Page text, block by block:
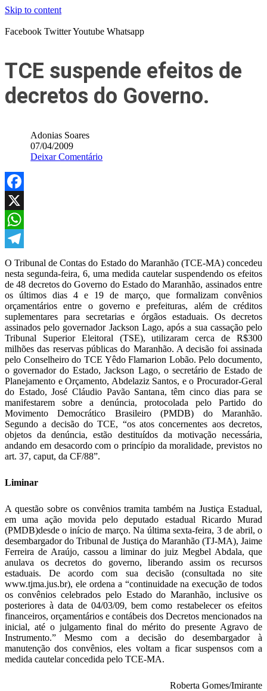
Skip to content
Facebook TwitterYoutube Whatsapp
TCE suspende efeitos de
decretos do Governo.
Adonias Soares
07/04/2009
Deixar Comentário
Facebook
X
WhatsApp
Telegram
O Tribunal de Contas do Estado do Maranhão (TCE-MA) concedeu
nesta segunda-feira, 6, uma medida cautelar suspendendo os efeitos
de 48 decretos do Governo do Estado do Maranhão, assinados entre
os últimos dias 4 e 19 de março, que formalizam convênios
orçamentários entre o governo e prefeituras, além de créditos
suplementares para secretarias e órgãos estaduais. Os decretos
assinados pelo governador Jackson Lago, após a sua cassação pelo
Tribunal Superior Eleitoral (TSE), utilizaram cerca de R$300
milhões das reservas públicas do Maranhão. A decisão foi assinada
pelo Conselheiro do TCE Yêdo Flamarion Lobão. Pelo documento,
o governador do Estado, Jackson Lago, o secretário de Estado de
Planejamento e Orçamento, Abdelaziz Santos, e o Procurador-Geral
do Estado, José Cláudio Pavão Santana, têm cinco dias para se
manifestarem sobre a denúncia, protocolada pelo Partido do
Movimento Democrático Brasileiro (PMDB) do Maranhão.
Segundo a decisão do TCE, “os atos concernentes aos decretos,
objetos da denúncia, estão destituídos da motivação necessária,
andando em desacordo com o princípio da moralidade, previstos no
art. 37, caput, da CF/88”.
Liminar
A questão sobre os convênios tramita também na Justiça Estadual,
em uma ação movida pelo deputado estadual Ricardo Murad
(PMDB)desde o início de março. Na última sexta-feira, 3 de abril, o
desembargador do Tribunal de Justiça do Maranhão (TJ-MA), Jaime
Ferreira de Araújo, cassou a liminar do juiz Megbel Abdala, que
anulava os decretos do governo, liberando assim os recursos
estaduais. De acordo com sua decisão (consultada no site
www.tjma.jus.br), ele ordena a “continuidade na execução de todos
os convênios celebrados pelo Estado do Maranhão, inclusive os
posteriores à data de 04/03/09, bem como restabelecer os efeitos
financeiros, orçamentários e contábeis dos Decretos mencionados na
inicial, até o julgamento final do mérito do presente Agravo de
Instrumento.” Mesmo com a decisão do desembargador à
manutenção dos convênios, eles voltam a ficar suspensos com a
medida cautelar concedida pelo TCE-MA.
Roberta Gomes/Imirante